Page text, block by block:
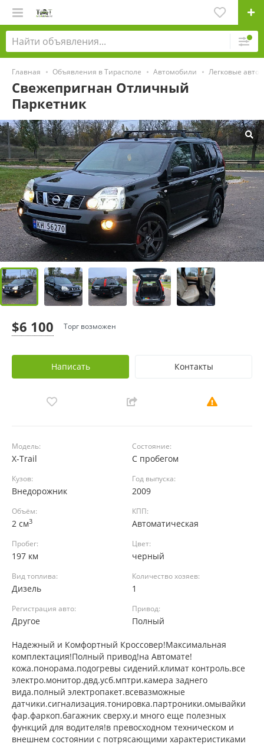
Главная Объявления в Тирасполе Автомобили Легковые
Свежепригнан Отличный
Паркетник
$6 100 Торг возможен
Написать Контакты
Модель:
X-Trail
Состояние:
С пробегом
Кузов:
Внедорожник
Год выпуска:
2009
Объём:
2 см3
КПП:
Автоматическая
Пробег:
197 км
Цвет:
черный
Вид топлива:
Дизель
Количество хозяев:
1
Регистрация авто:
Другое
Привод:
Полный
Надежный и Комфортный Кроссовер!Максимальная
комплектация!Полный привод!на Автомате!
кожа.понорама.подогревы сидений.климат контроль.все
электро.монитор.двд.усб.мптри.камера заднего
вида.полный электропакет.всевазможные
датчики.сигнализация.тонировка.партроники.омывайки
фар.фаркоп.багажник сверху.и много еще полезных
функций для водителя!в превосходном техническом и
внешнем состоянии с потрясающими характеристиками